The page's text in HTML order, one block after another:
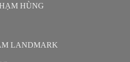
HÙNG
LANDMARK